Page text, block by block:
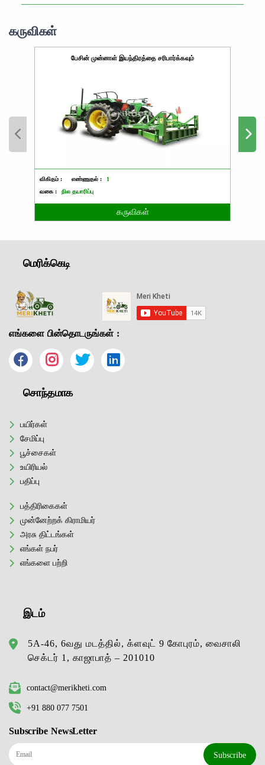
கருவிகள்
பேசின் முன்னாள் இயந்திரத்தை சரிபார்க்கவும்
விகிதம் : எண்ணுதல் :
1
வகை :
நில தயாரிப்பு
கருவிகள்
மெரிக்கெடி
எங்களை பின்தொடருங்கள் :
சொந்தமாக
பயிர்கள்
சேமிப்பு
பூச்சைகள்
உயிரியல்
பதிப்பு
பத்திரிகைகள்
முன்னேற்றக் கிராமியர்
அரசு திட்டங்கள்
எங்கள் நபர்
எங்களை பற்றி
இடம்
5A-46, 6வது மடத்தில், க்ளவுட் 9 கோபுரம், வைசாலி
செக்டர் 1, காஜாபாத் – 201010
contact@merikheti.com
+91 880 077 7501
Subscribe NewsLetter
Subscribe